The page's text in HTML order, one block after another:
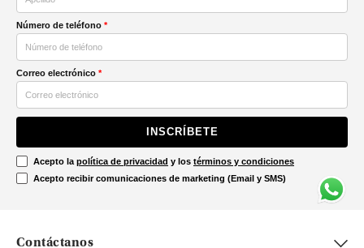
Número de teléfono *
Correo electrónico *
INSCRÍBETE
Acepto la política de privacidad y los términos y condiciones
Acepto recibir comunicaciones de marketing (Email y SMS)
Contáctanos